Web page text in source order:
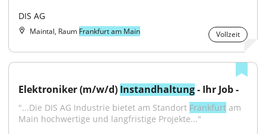
DIS AG
Maintal, Raum Frankfurt am Main Vollzeit
Elektroniker (m/w/d) Instandhaltung - Ihr Job -
"...Die DIS AG Industrie bietet am Standort Frankfurt am
Main hochwertige und langfristige Projekte..."